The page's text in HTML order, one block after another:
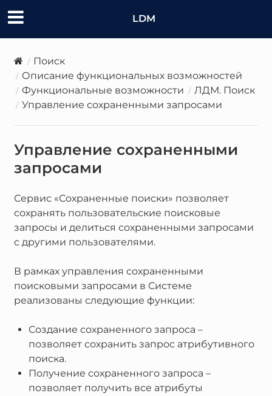
LDM
Поиск
Описание функциональных возможностей
Функциональные возможности
ЛДМ. Поиск
Управление сохраненными запросами
Управление сохраненными
запросами
Сервис «Сохраненные поиски» позволяет
сохранять пользовательские поисковые
запросы и делиться сохраненными запросами
с другими пользователями.
В рамках управления сохраненными
поисковыми запросами в Системе
реализованы следующие функции:
Создание сохраненного запроса –
позволяет сохранить запрос атрибутивного
поиска.
Получение сохраненного запроса –
позволяет получить все атрибуты